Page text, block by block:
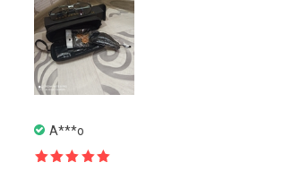
A***o